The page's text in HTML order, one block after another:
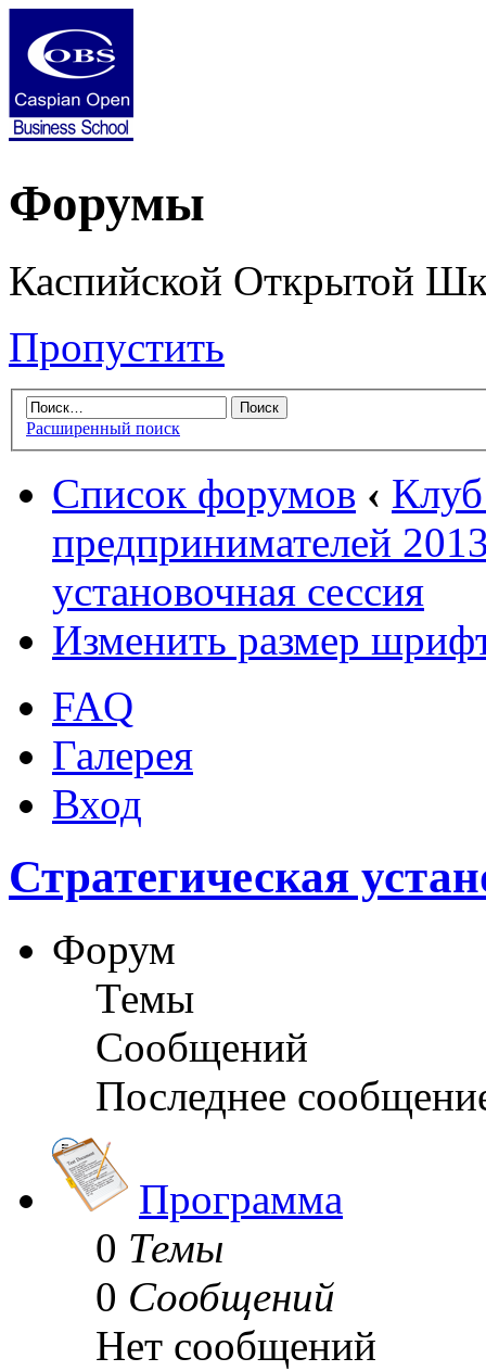
Форумы
Каспийской Открытой
Пропустить
Расширенный поиск
Список форумов ‹
предпринимателей
установочная сессия
Изменить размер
FAQ
Галерея
Вход
Стратегическая
Форум
Темы
Сообщений
Последнее
Программа
0 Темы
0 Сообщений
Нет сообщений